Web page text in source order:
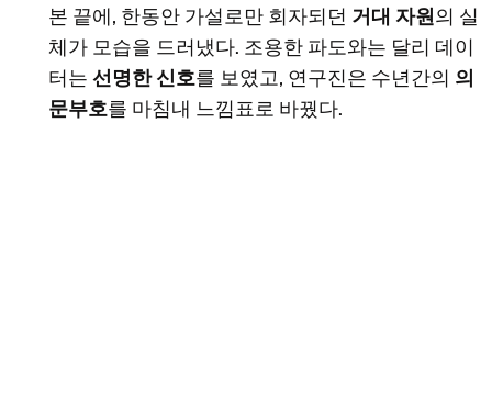
본 끝에, 한동안 가설로만 회자되던 거대 자원의 실
체가 모습을 드러냈다. 조용한 파도와는 달리 데이
터는 선명한 신호를 보였고, 연구진은 수년간의 의
문부호를 마침내 느낌표로 바꿨다.